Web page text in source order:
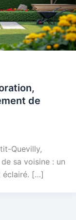
de
Quevilly,
sa voisine : un
éclairé. […]